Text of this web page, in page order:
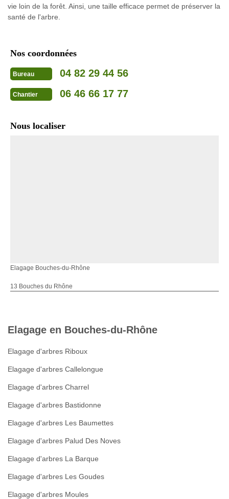
vie loin de la forêt. Ainsi, une taille efficace permet de préserver la
santé de l'arbre.
Nos coordonnées
Bureau 04 82 29 44 56
Chantier 06 46 66 17 77
Nous localiser
Elagage Bouches-du-Rhône
13 Bouches du Rhône
Elagage en Bouches-du-Rhône
Elagage d'arbres Riboux
Elagage d'arbres Callelongue
Elagage d'arbres Charrel
Elagage d'arbres Bastidonne
Elagage d'arbres Les Baumettes
Elagage d'arbres Palud Des Noves
Elagage d'arbres La Barque
Elagage d'arbres Les Goudes
Elagage d'arbres Moules